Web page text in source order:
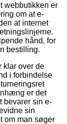
webbutikken er
om at e-
at internet
hånd, for
bestilling.
klar over de
i forbindelse
er det
bevarer sin e-
sin
om man søger